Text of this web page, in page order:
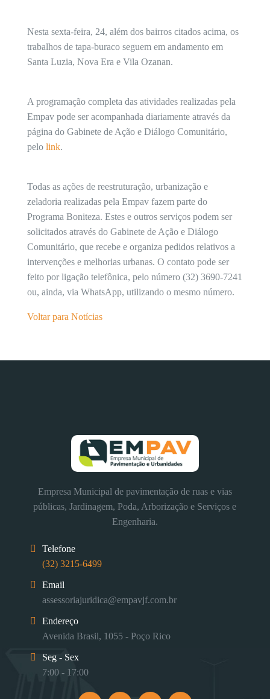
Nesta sexta-feira, 24, além dos bairros citados acima, os
trabalhos de tapa-buraco seguem em andamento em
Santa Luzia, Nova Era e Vila Ozanan.
A programação completa das atividades realizadas pela
Empav pode ser acompanhada diariamente através da
página do Gabinete de Ação e Diálogo Comunitário,
pelolink.
Todas as ações de reestruturação, urbanização e
zeladoria realizadas pela Empav fazem parte do
Programa Boniteza. Estes e outros serviços podem ser
solicitados através do Gabinete de Ação e Diálogo
Comunitário, que recebe e organiza pedidos relativos a
intervenções e melhorias urbanas. O contato pode ser
feito por ligação telefônica, pelo número (32) 3690-7241
ou, ainda, via WhatsApp, utilizando o mesmo número.
Voltar para Notícias
Empresa Municipal de pavimentação de ruas e vias
públicas, Jardinagem, Poda, Arborização e Serviços e
Engenharia.
Telefone
(32) 3215-6499
Email
assessoriajuridica@empavjf.com.br
Endereço
Avenida Brasil, 1055 - Poço Rico
Seg - Sex
7:00 - 17:00